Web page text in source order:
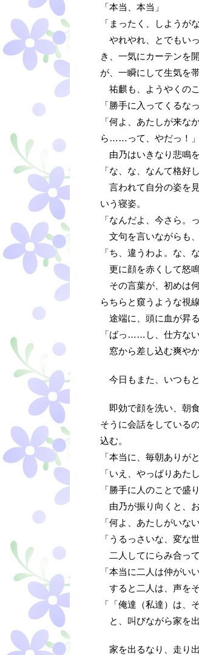
「本当、本当」
「まったく、しようが
やれやれ、とでもい
き、一気にカーテンを
が、一瞬にして生気を
祐麒も、ようやくの
「勝手に入ってくるな
「何よ、あたしが来な
ら……って、やだっ！」
由乃はいきなり悲鳴
「な、な、なんて格好
言われて自分の姿を
いう寝姿。
「なんだよ、今さら。
文句を言いながらも
「ち、違うわよ。な、
更に顔を赤くして怒鳴
その言葉が、初めは
らちらと窺うような視
途端に、頭に血が昇る
「ばっ……し、仕方な
窓から差し込む爽や
今日もまた、いつも
即効で顔を洗い、朝
そうに会話をしている
込む。
「本当に、毎朝ありが
「いえ、やっぱりあた
「勝手に人のことで盛
由乃が振り向くと、お
「何よ、あたしがいな
「うるっさいな、変な
二人してにらみ合っ
「本当に二人は仲がい
すると二人は、声をそ
「「俺達（私達）は、
と、叫びながら家を出
家を出るなり、走り